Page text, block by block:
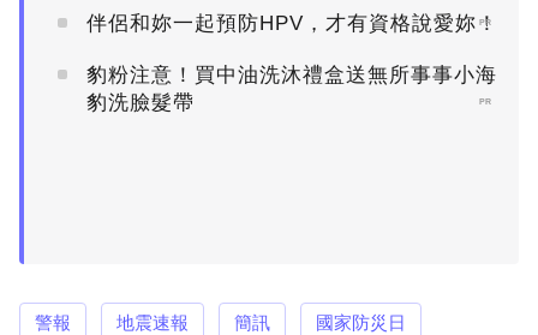
伴侶和妳一起預防HPV，才有資格說愛妳！
PR
豹粉注意！買中油洗沐禮盒送無所事事小海
豹洗臉髮帶
PR
警報 地震速報 簡訊 國家防災日